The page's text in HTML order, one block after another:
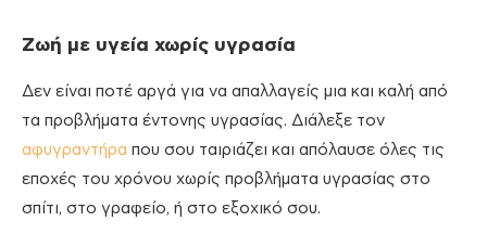
Ζωή με υγεία χωρίς υγρασία
Δεν είναι ποτέ αργά για να απαλλαγείς μια και καλή από
τα προβλήματα έντονης υγρασίας. Διάλεξε τον
αφυγραντήρα που σου ταιριάζει και απόλαυσε όλες τις
εποχές του χρόνου χωρίς προβλήματα υγρασίας στο
σπίτι, στο γραφείο, ή στο εξοχικό σου.